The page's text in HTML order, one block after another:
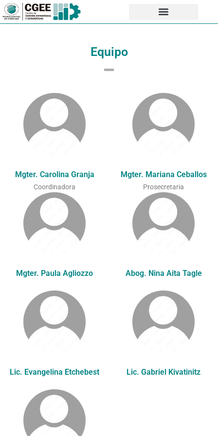
Equipo
Mgter. Carolina Granja
Coordinadora
Mgter. Mariana Ceballos
Prosecretaria
Mgter. Paula Agliozzo Abog. Nina Aita Tagle
Lic. Evangelina Etchebest Lic. Gabriel Kivatinitz